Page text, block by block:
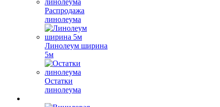
Распродажа
линолеума
Линолеум ширина
5м
Остатки
линолеума